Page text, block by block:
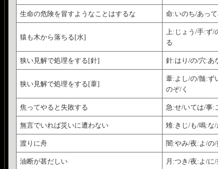
生命の危険を冒すようなことはするな 命:いのち/あっ
猿も木から落ちる[水]
上:じょう/手:ず
る
狭い見解で処理をする[針] 針:はり/の/穴:あ
狭い見解で処理をする[葦]
葦:よし/の/髄:ず
のぞ/く
焦ってやると失敗する 急:せ/いては/事:
無言でいれば災いに遭わない 雉:きじ/も/鳴:な
渡りに舟 闇:やみ/夜:よ/の
油断が甚だしい 月:つき/夜:よ/に